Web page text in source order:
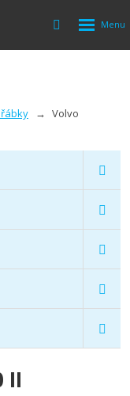
Vyhledávání
Rozbalení
Volvo
II